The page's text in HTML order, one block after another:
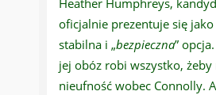
Heather Humphreys,
oficjalnie prezentuje się jako
stabilna i „bezpieczna”
jej obóz robi wszystko, żeby
nieufność wobec Connolly.